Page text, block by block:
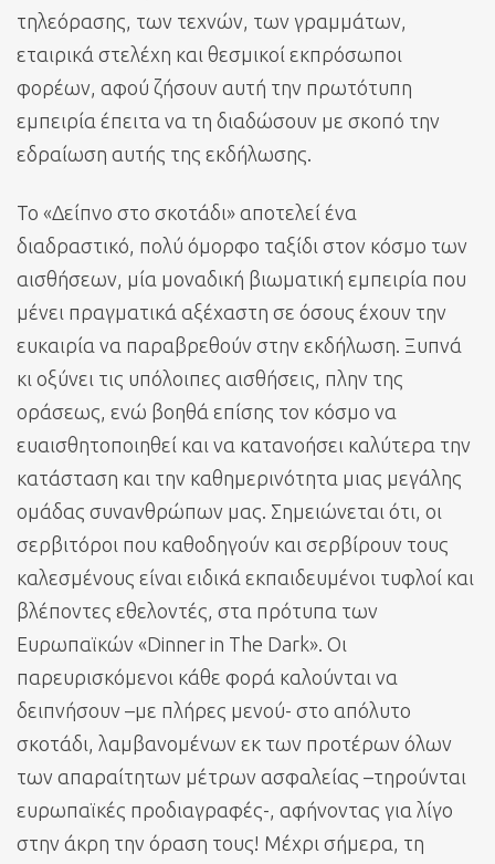
τηλεόρασης, των τεχνών, των γραμμάτων,
εταιρικά στελέχη και θεσμικοί εκπρόσωποι
φορέων, αφού ζήσουν αυτή την πρωτότυπη
εμπειρία έπειτα να τη διαδώσουν με σκοπό την
εδραίωση αυτής της εκδήλωσης.
Το «Δείπνο στο σκοτάδι» αποτελεί ένα
διαδραστικό, πολύ όμορφο ταξίδι στον κόσμο των
αισθήσεων, μία μοναδική βιωματική εμπειρία που
μένει πραγματικά αξέχαστη σε όσους έχουν την
ευκαιρία να παραβρεθούν στην εκδήλωση. Ξυπνά
κι οξύνει τις υπόλοιπες αισθήσεις, πλην της
οράσεως, ενώ βοηθά επίσης τον κόσμο να
ευαισθητοποιηθεί και να κατανοήσει καλύτερα την
κατάσταση και την καθημερινότητα μιας μεγάλης
ομάδας συνανθρώπων μας. Σημειώνεται ότι, οι
σερβιτόροι που καθοδηγούν και σερβίρουν τους
καλεσμένους είναι ειδικά εκπαιδευμένοι τυφλοί και
βλέποντες εθελοντές, στα πρότυπα των
Ευρωπαϊκών «Dinner in The Dark». Οι
παρευρισκόμενοι κάθε φορά καλούνται να
δειπνήσουν –με πλήρες μενού- στο απόλυτο
σκοτάδι, λαμβανομένων εκ των προτέρων όλων
των απαραίτητων μέτρων ασφαλείας –τηρούνται
ευρωπαϊκές προδιαγραφές-, αφήνοντας για λίγο
στην άκρη την όραση τους! Μέχρι σήμερα, τη